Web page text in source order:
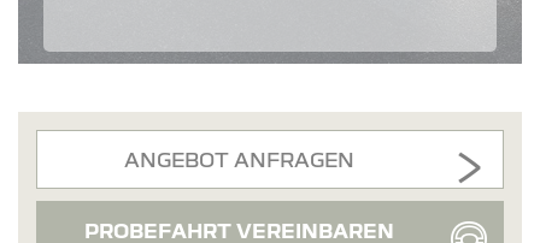
ANGEBOT ANFRAGEN
PROBEFAHRT VEREINBAREN